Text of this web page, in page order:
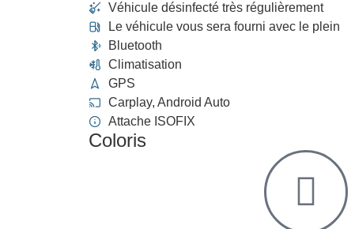
Véhicule désinfecté très régulièrement
Le véhicule vous sera fourni avec le plein
Bluetooth
Climatisation
GPS
Carplay, Android Auto
Attache ISOFIX
Coloris